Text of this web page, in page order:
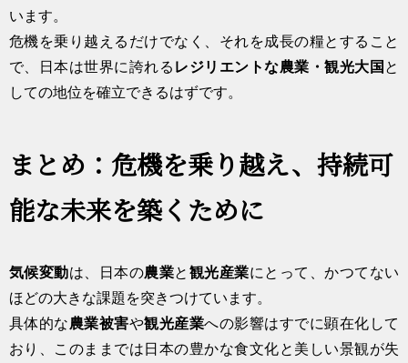
います。
危機を乗り越えるだけでなく、それを成長の糧とすること
で、日本は世界に誇れる レジリエントな農業・観光大国と
しての地位を確立できるはずです。
まとめ：危機を乗り越え、持続可
能な未来を築くために
気候変動は、日本の農業と 観光産業にとって、かつてない
ほどの大きな課題を突きつけています。
具体的な農業被害や観光産業への影響はすでに顕在化して
おり、このままでは日本の豊かな食文化と美しい景観が失